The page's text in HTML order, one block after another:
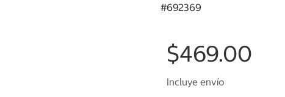
#692369
$469.00
Incluye envío